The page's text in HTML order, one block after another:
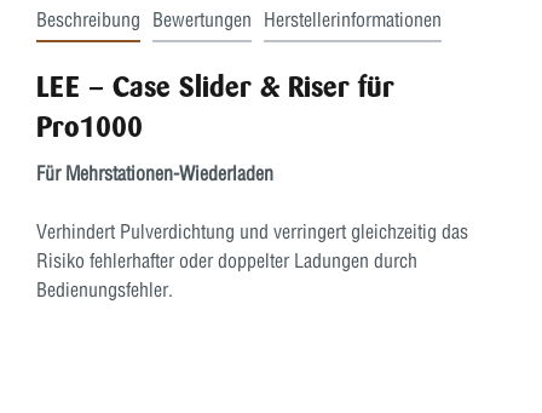
Beschreibung Bewertungen Herstellerinformationen
LEE – Case Slider & Riser für
Pro1000
Für Mehrstationen-Wiederladen
Verhindert Pulverdichtung und verringert gleichzeitig das
Risiko fehlerhafter oder doppelter Ladungen durch
Bedienungsfehler.